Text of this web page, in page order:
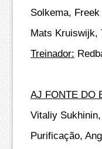
Solkema,
Mats Kruiswijk,
Treinador:
AJ FONTE DO
Vitaliy
Purificação,